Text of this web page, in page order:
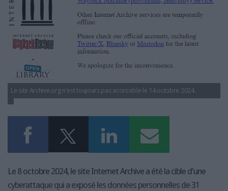
LES GUIDES PRATIQUES
LES BASES DE DONNÉES
L'AGENDA
L'ANNUAIRE DES ACTEURS
LES LIVRES BLANCS
LES SUPPLÉMENTS
Le site Archive.org n'est toujours pas accessible le 14 octobre 2024.
Le 8 octobre 2024, le site Internet Archive a été la cible d'une
cyberattaque qui a exposé les données personnelles de 31